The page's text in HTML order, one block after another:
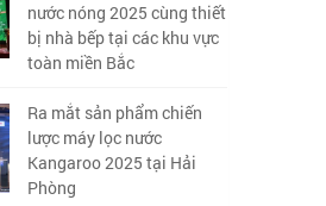
nước nóng 2025 cùng thiết
bị nhà bếp tại các khu vực
toàn miền Bắc
Ra mắt sản phẩm chiến
lược máy lọc nước
Kangaroo 2025 tại Hải
Phòng